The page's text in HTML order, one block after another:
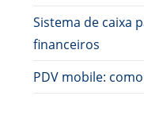
Sistema de caixa
financeiros
PDV mobile: